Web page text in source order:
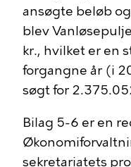
ansøgte beløb
blev
kr., hvilket er en
forgangne år (i
søgt for
Bilag 5-6 er en
sekretariatets